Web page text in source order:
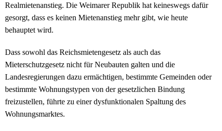
Realmietenanstieg. Die Weimarer Republik hat keineswegs dafür
gesorgt, dass es keinen Mietenanstieg mehr gibt, wie heute
behauptet wird.
Dass sowohl das Reichsmietengesetz als auch das
Mieterschutzgesetz nicht für Neubauten galten und die
Landesregierungen dazu ermächtigen, bestimmte Gemeinden oder
bestimmte Wohnungstypen von der gesetzlichen Bindung
freizustellen, führte zu einer dysfunktionalen Spaltung des
Wohnungsmarktes.